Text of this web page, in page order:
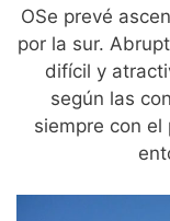
OSe prevé
por la sur.
difícil y
según las
siempre con el